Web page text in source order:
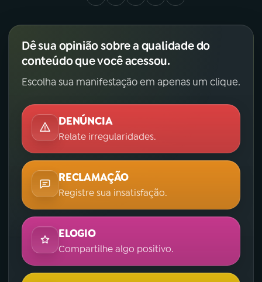
Dê sua opinião sobre a qualidade do
conteúdo que você acessou.
Escolha sua manifestação em apenas um clique.
DENÚNCIA
Relate irregularidades.
RECLAMAÇÃO
Registre sua insatisfação.
ELOGIO
Compartilhe algo positivo.